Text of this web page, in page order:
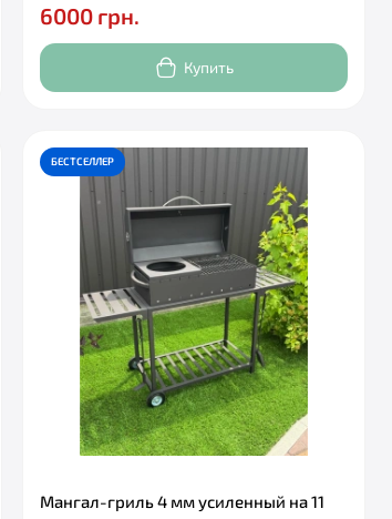
6000 грн.
Купить
БЕСТСЕЛЛЕР
Мангал-гриль 4 мм усиленный на 11